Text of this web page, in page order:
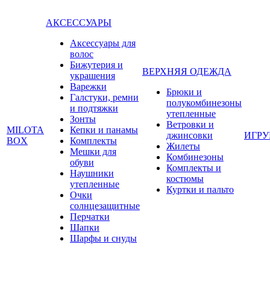
MILOTA
BOX
АКСЕССУАРЫ
Аксессуары для
волос
Бижутерия и
украшения
Варежки
Галстуки, ремни
и подтяжки
Зонты
Кепки и панамы
Комплекты
Мешки для
обуви
Наушники
утепленные
Очки
солнцезащитные
Перчатки
Шапки
Шарфы и снуды
ВЕРХНЯЯ ОДЕЖДА
Брюки и
полукомбинезоны
утепленные
Ветровки и
джинсовки
Жилеты
Комбинезоны
Комплекты и
костюмы
Куртки и пальто